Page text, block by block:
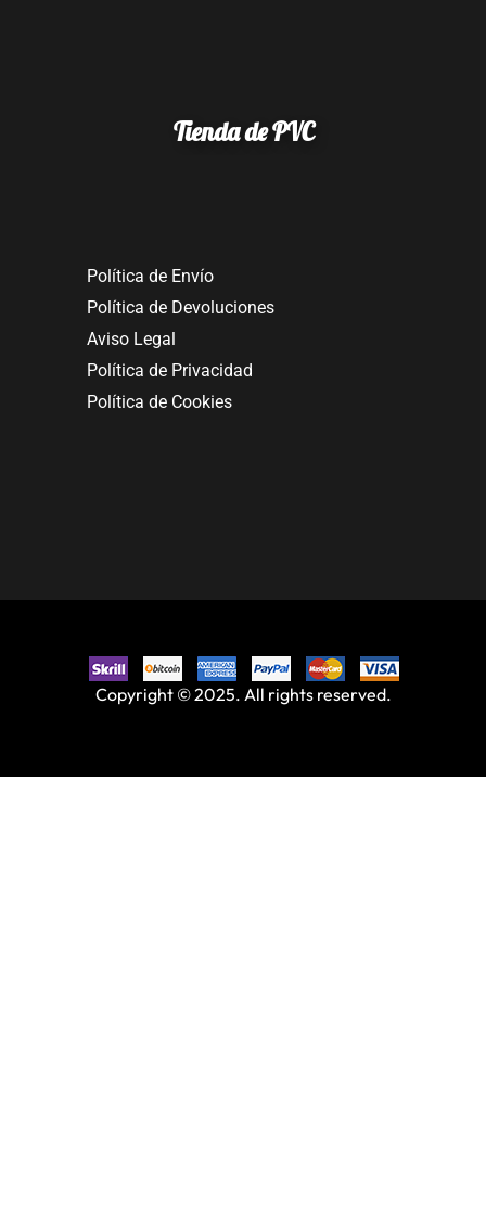
Tienda de PVC
Política de Envío
Política de Devoluciones
Aviso Legal
Política de Privacidad
Política de Cookies
Copyright © 2025. All rights reserved.